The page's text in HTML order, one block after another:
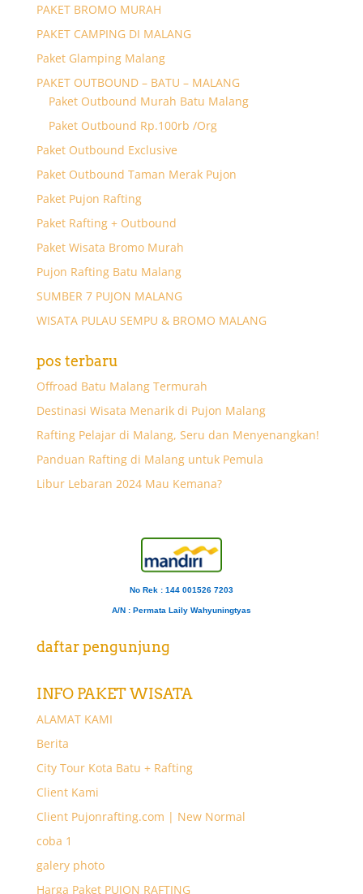
PAKET BROMO MURAH
PAKET CAMPING DI MALANG
Paket Glamping Malang
PAKET OUTBOUND – BATU – MALANG
Paket Outbound Murah Batu Malang
Paket Outbound Rp.100rb /Org
Paket Outbound Exclusive
Paket Outbound Taman Merak Pujon
Paket Pujon Rafting
Paket Rafting + Outbound
Paket Wisata Bromo Murah
Pujon Rafting Batu Malang
SUMBER 7 PUJON MALANG
WISATA PULAU SEMPU & BROMO MALANG
pos terbaru
Offroad Batu Malang Termurah
Destinasi Wisata Menarik di Pujon Malang
Rafting Pelajar di Malang, Seru dan Menyenangkan!
Panduan Rafting di Malang untuk Pemula
Libur Lebaran 2024 Mau Kemana?
No Rek : 144 001526 7203
A/N : Permata Laily Wahyuningtyas
daftar pengunjung
INFO PAKET WISATA
ALAMAT KAMI
Berita
City Tour Kota Batu + Rafting
Client Kami
Client Pujonrafting.com | New Normal
coba 1
galery photo
Harga Paket PUJON RAFTING